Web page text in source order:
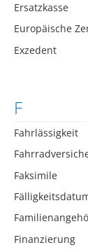
Ersatzkasse
Europäische
Exzedent
F
Fahrlässigkeit
Faksimile
Finanzierung